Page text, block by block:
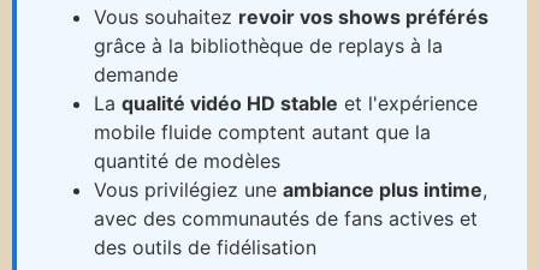
Vous souhaitez revoir vos shows préférés
grâce à la bibliothèque de replays à la
demande
La qualité vidéo HD stable et l'expérience
mobile fluide comptent autant que la
quantité de modèles
Vous privilégiez une ambiance plus intime,
avec des communautés de fans actives et
des outils de fidélisation